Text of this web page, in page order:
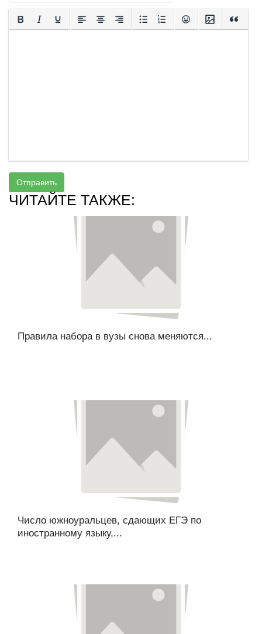
Отправить
ЧИТАЙТЕ ТАКЖЕ:
Правила набора в вузы снова меняются...
Число южноуральцев, сдающих ЕГЭ по
иностранному языку,...